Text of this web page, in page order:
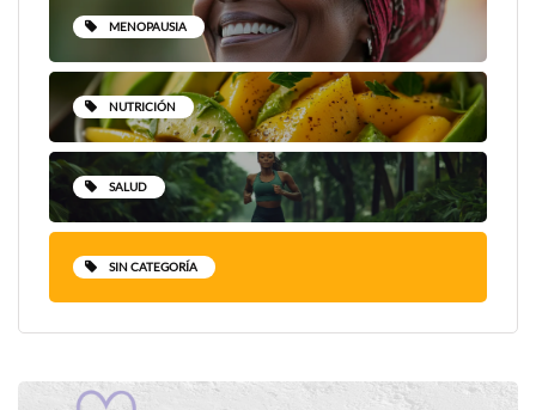
MENOPAUSIA
NUTRICIÓN
SALUD
SIN CATEGORÍA